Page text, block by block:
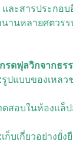
ละสารประกอ
านหลายศตวรร
รดฟุลวิกจากธร
รูปแบบของเหลว
ดสอบในห้องแล็
เก็บเกี่ยวอย่างยั่